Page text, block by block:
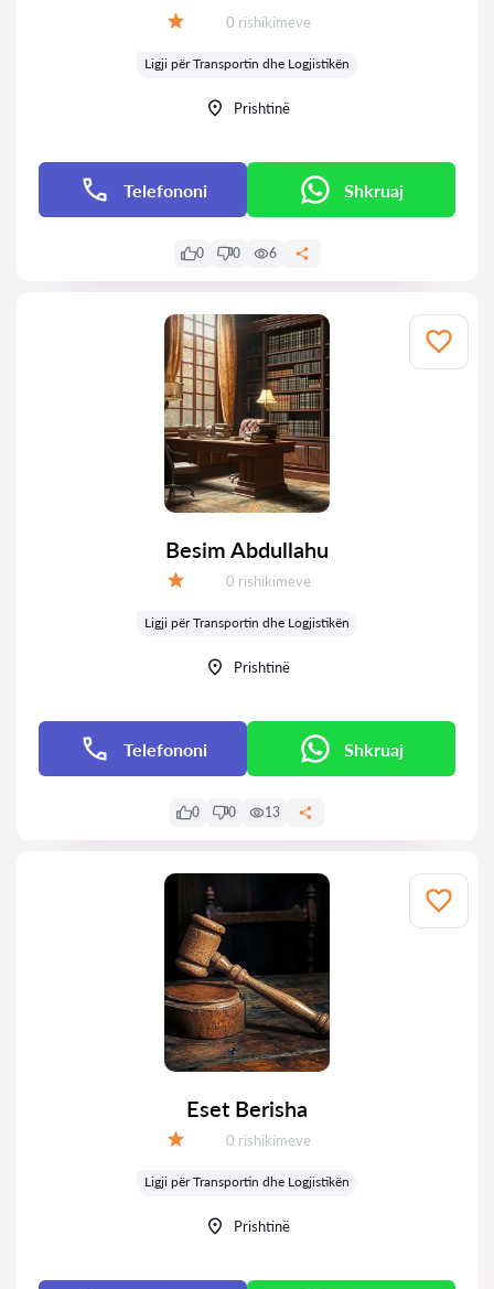
Rishikime:
0 rishikimeve
Ligji për Transportin dhe Logjistikën
Prishtinë
Telefononi Shkruaj
0 0 6
Besim Abdullahu
Rishikime:
0 rishikimeve
Ligji për Transportin dhe Logjistikën
Prishtinë
Telefononi Shkruaj
0 0 13
Eset Berisha
Rishikime:
0 rishikimeve
Ligji për Transportin dhe Logjistikën
Prishtinë